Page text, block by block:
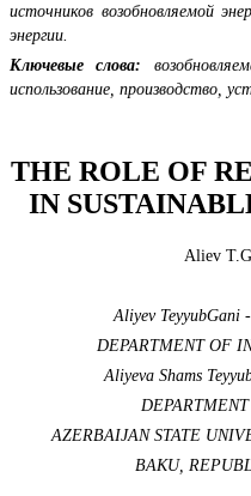
источников возобновляемой
энергии.
Ключевые слова:
использование, производство,
THE ROLE OF
IN
Aliev
Aliyev TeyyubGani
DEPARTMENT OF
Aliyeva Shams
AZERBAIJAN STATE
BAKU,